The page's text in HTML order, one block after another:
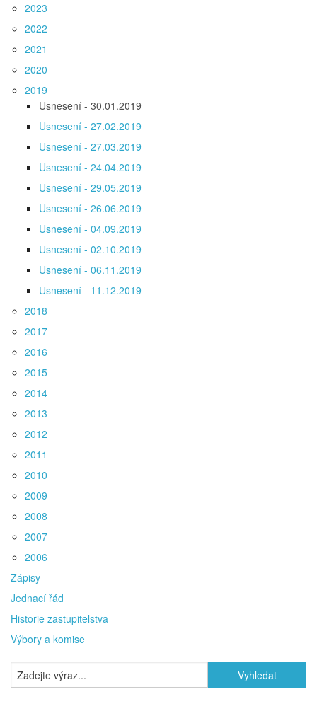
2023
2022
2021
2020
2019
Usnesení - 30.01.2019
Usnesení - 27.02.2019
Usnesení - 27.03.2019
Usnesení - 24.04.2019
Usnesení - 29.05.2019
Usnesení - 26.06.2019
Usnesení - 04.09.2019
Usnesení - 02.10.2019
Usnesení - 06.11.2019
Usnesení - 11.12.2019
2018
2017
2016
2015
2014
2013
2012
2011
2010
2009
2008
2007
2006
Zápisy
Jednací řád
Historie zastupitelstva
Výbory a komise